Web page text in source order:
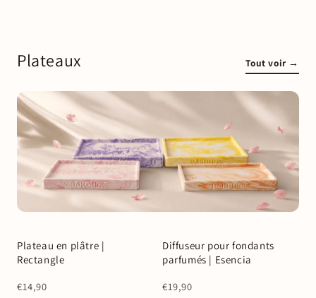
Plateaux Tout voir →
Coup de ❤️
Plateau en plâtre |
Rectangle
€14,90
Coup de ❤️
Épuisé
Diffuseur pour fondants
parfumés | Esencia
€19,90